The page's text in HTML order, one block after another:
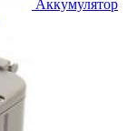
Аккумулятор